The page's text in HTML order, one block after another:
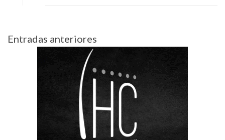
Navegación
de
Entradas anteriores